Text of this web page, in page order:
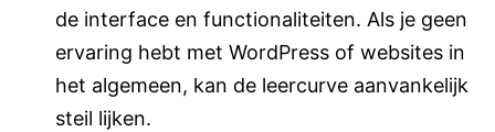
de interface en functionaliteiten. Als je geen
ervaring hebt met WordPress of websites in
het algemeen, kan de leercurve aanvankelijk
steil lijken.